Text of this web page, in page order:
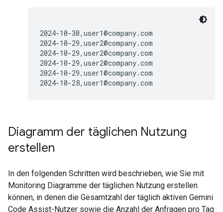
2024-10-30,user1@company.com
2024-10-29,user2@company.com
2024-10-29,user2@company.com
2024-10-29,user2@company.com
2024-10-29,user1@company.com
Diagramm der täglichen Nutzung
erstellen
In den folgenden Schritten wird beschrieben, wie Sie mit
Monitoring Diagramme der täglichen Nutzung erstellen
können, in denen die Gesamtzahl der täglich aktiven Gemini
Code Assist-Nutzer sowie die Anzahl der Anfragen pro Tag